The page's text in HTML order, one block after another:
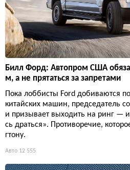
Билл Форд: Автопром США
м, а не прятаться за запретами
Пока лоббисты Ford добиваются
китайских машин, председатель
и призывает выходить на ринг —
сь драться». Противоречие,
гтону.
Авто 12 555